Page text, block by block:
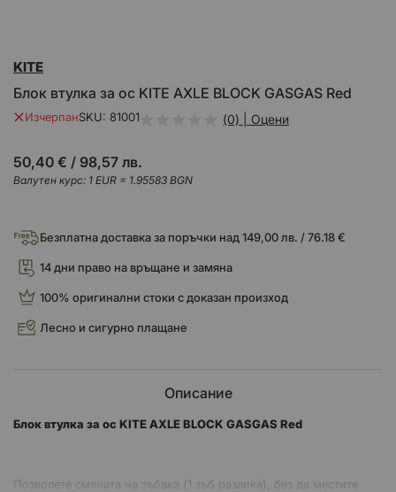
към
на
галерия
Блок втулка за ос KITE AXLE BLOCK GASGAS Red
KITE
ИзчерпанSKU 81001 (0) | Оцени
50,40 € / 98,57 лв.
Валутен курс: 1 EUR = 1.95583 BGN
Безплатна доставка за поръчки над 149,00 лв. / 76.18 €
14 дни право на връщане и замяна
100% оригинални стоки с доказан произход
Лесно и сигурно плащане
Описание
Блок втулка за ос KITE AXLE BLOCK GASGAS Red
Позволете смяната на зъбака (1 зъб разлика), без да местите